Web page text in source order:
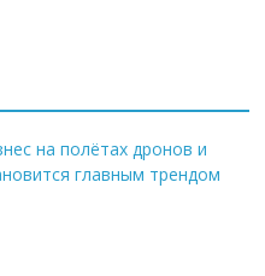
на полётах дронов и
главным трендом